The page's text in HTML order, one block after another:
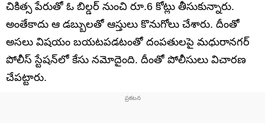
చికిత్స పేరుతో ఓ బిల్డర్ నుంచి రూ.6 కోట్లు తీసుకున్నారు.
అంతేకాదు ఆ డబ్బులతో ఆస్తులు కొనుగోలు చేశారు. దీంతో
అసలు విషయం బయటపడటంతో దంపతులపై మధురానగర్
పోలీస్ స్టేషన్‌లో కేసు నమోదైంది. దీంతో పోలీసులు విచారణ
చేపట్టారు.